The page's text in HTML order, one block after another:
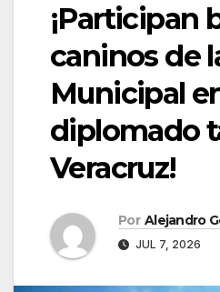
¡Participan
caninos de
Municipal
diplomado
Veracruz!
Por Alejandro
JUL 7, 2026